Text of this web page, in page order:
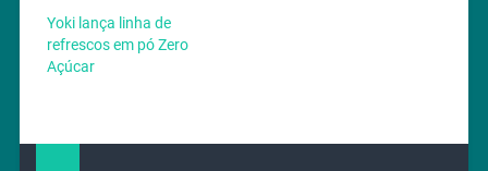
Yoki lança linha de
refrescos em pó Zero
Açúcar